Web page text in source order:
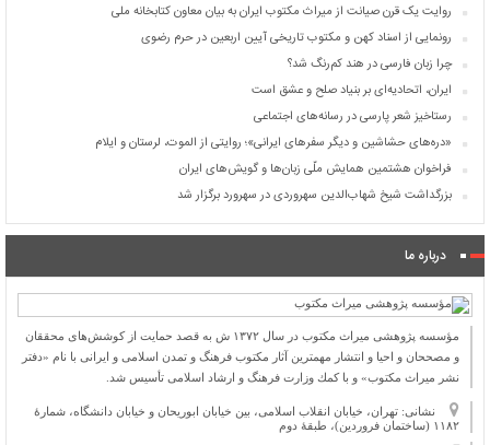
روایت یک قرن صیانت از میراث مکتوب ایران به بیان معاون کتابخانه ملی
رونمایی از اسناد کهن و مکتوب تاریخی آیین اربعین در حرم رضوی
چرا زبان فارسی در هند کم‌رنگ شد؟
ایران، اتحادیه‌ای بر بنیاد صلح و عشق است
رستاخیز شعر پارسی در رسانه‌های اجتماعی
«دره‌های حشاشین و دیگر سفرهای ایرانی»؛ روایتی از الموت، لرستان و ایلام
فراخوان هشتمین همایش ملّی زبان‌ها و گویش‌های ایران
بزرگداشت شیخ شهاب‌الدین سهروردی در سهرورد برگزار شد
درباره ما
مؤسسه پژوهشی میراث مكتوب در سال ۱۳۷۲ ش به قصد حمایت از كوشش‌های محققان
و مصححان و احیا و انتشار مهمترین آثار مكتوب فرهنگ و تمدن اسلامی و ایرانی با نام «دفتر
نشر میراث مكتوب» و با كمك وزارت فرهنگ و ارشاد اسلامی تأسیس شد.
نشانی: تهران، خیابان انقلاب اسلامی، بین خیابان ابوریحان و خیابان دانشگاه، شمارۀ
۱۱۸۲ (ساختمان فروردین)، طبقۀ دوم